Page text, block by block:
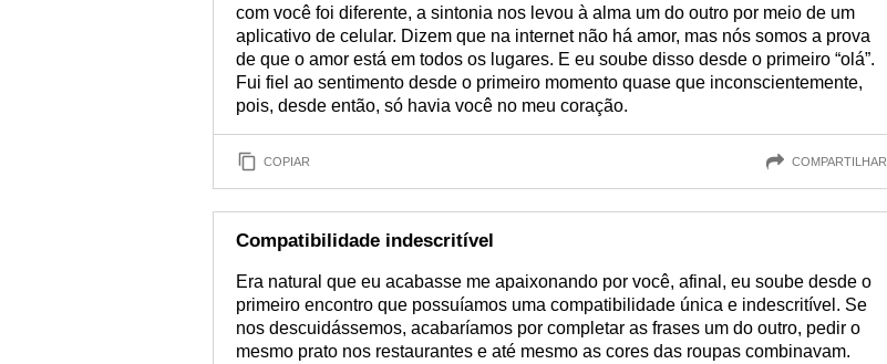
com você foi diferente, a sintonia nos levou à alma um do outro por meio de um
aplicativo de celular. Dizem que na internet não há amor, mas nós somos a prova
de que o amor está em todos os lugares. E eu soube disso desde o primeiro “olá”.
Fui fiel ao sentimento desde o primeiro momento quase que inconscientemente,
pois, desde então, só havia você no meu coração.
COPIAR COMPARTILHAR
Compatibilidade indescritível
Era natural que eu acabasse me apaixonando por você, afinal, eu soube desde o
primeiro encontro que possuíamos uma compatibilidade única e indescritível. Se
nos descuidássemos, acabaríamos por completar as frases um do outro, pedir o
mesmo prato nos restaurantes e até mesmo as cores das roupas combinavam.